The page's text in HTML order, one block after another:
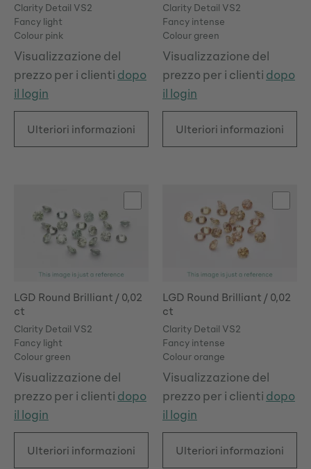
Clarity Detail VS2
Fancy light
Colour pink
Visualizzazione del
prezzo per i clienti dopo
il login
Ulteriori informazioni
Clarity Detail VS2
Fancy intense
Colour green
Visualizzazione del
prezzo per i clienti dopo
il login
Ulteriori informazioni
LGD Round Brilliant / 0,02
ct
Clarity Detail VS2
Fancy light
Colour green
Visualizzazione del
prezzo per i clienti dopo
il login
Ulteriori informazioni
LGD Round Brilliant / 0,02
ct
Clarity Detail VS2
Fancy intense
Colour orange
Visualizzazione del
prezzo per i clienti dopo
il login
Ulteriori informazioni